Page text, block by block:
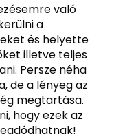
való
a
és helyette
illetve teljes
Persze néha
de a lényeg az
megtartása.
hogy ezek az